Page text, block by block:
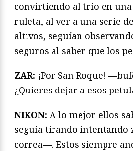
convirtiendo al trío en una
ruleta, al ver a una serie
altivos, seguían
seguros al saber que los
ZAR: ¡Por San Roque!
¿Quieres dejar a esos
NIKON: A lo mejor ellos
seguía tirando intentando
correa—. Estos siempre